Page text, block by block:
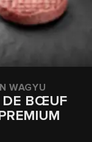
WAGYU
DE BŒUF